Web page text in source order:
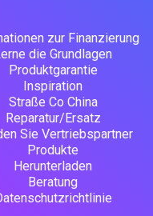
zur Finanzierung
die Grundlagen
Produktgarantie
Inspiration
Straße Co China
Reparatur/Ersatz
Sie Vertriebspartner
Produkte
Herunterladen
Beratung